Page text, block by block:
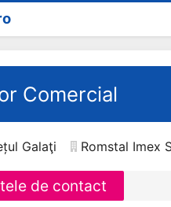
Comercial
Galaţi Romstal Imex
de contact